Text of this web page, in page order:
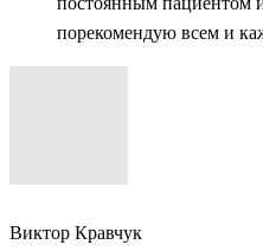
порекомендую всем и
Виктор Кравчук